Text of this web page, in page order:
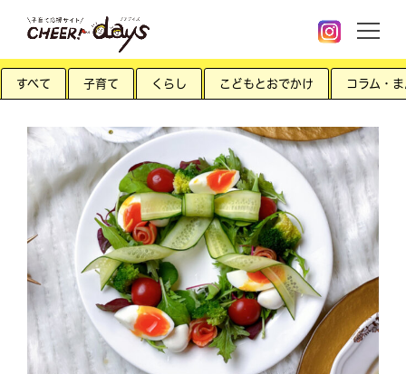
すべて 子育て くらし こどもとおでかけ コラム・